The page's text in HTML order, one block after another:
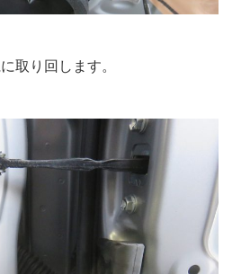
取り回します。